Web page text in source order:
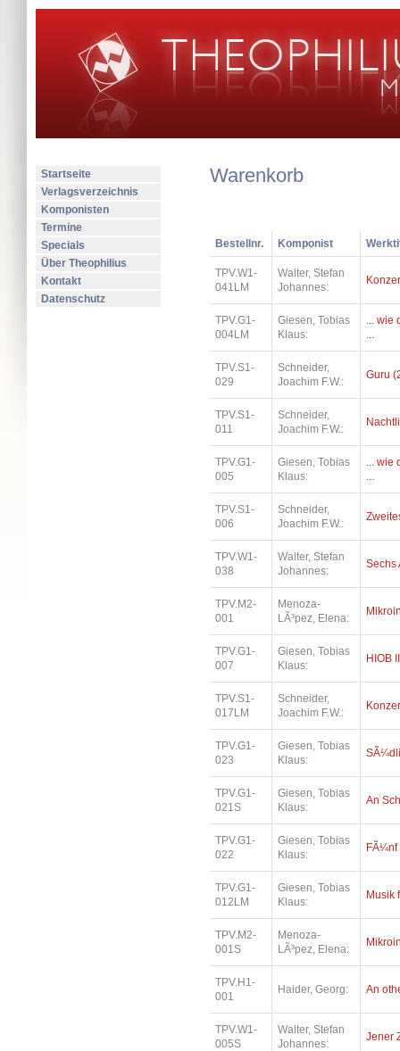
Startseite
Verlagsverzeichnis
Komponisten
Termine
Specials
Über Theophilius
Kontakt
Datenschutz
Warenkorb
Bestellnr. Komponist
TPV.W1-
041LM
Walter, Stefan
Johannes:
TPV.G1-
004LM
Giesen, Tobias
Klaus:
... wie
...
TPV.S1-
029
Schneider,
Joachim F.W.:
Guru
TPV.S1-
011
Schneider,
Joachim F.W.:
TPV.G1-
005
Giesen, Tobias
Klaus:
... wie
...
TPV.S1-
006
Schneider,
Joachim F.W.:
TPV.W1-
038
Walter, Stefan
Johannes:
Sechs
TPV.M2-
001
Menoza-
LÃ³pez, Elena:
TPV.G1-
007
Giesen, Tobias
Klaus:
HIOB II
TPV.S1-
017LM
Schneider,
Joachim F.W.:
TPV.G1-
023
Giesen, Tobias
Klaus:
TPV.G1-
021S
Giesen, Tobias
Klaus:
An
TPV.G1-
022
Giesen, Tobias
Klaus:
FÃ¼nf
TPV.G1-
012LM
Giesen, Tobias
Klaus:
Musik
TPV.M2-
001S
Menoza-
LÃ³pez, Elena:
TPV.H1-
001
Haider, Georg: An
TPV.W1-
005S
Walter, Stefan
Johannes:
Jener